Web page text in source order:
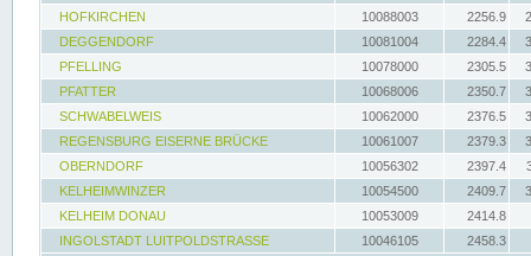
HOFKIRCHEN
10088003 2256.9
DEGGENDORF
10081004 2284.4
PFELLING
10078000 2305.5
PFATTER
10068006 2350.7
SCHWABELWEIS
10062000 2376.5
REGENSBURG EISERNE BRÜCKE
10061007 2379.3
OBERNDORF
10056302 2397.4
KELHEIMWINZER
10054500 2409.7
KELHEIM DONAU
10053009
2414.8
INGOLSTADT LUITPOLDSTRASSE
10046105
2458.3